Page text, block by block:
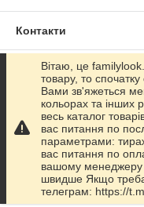
Контакти
Доставка та оплата
Графік роботи
Повна версія сайту
Сайт створено на
Вітаю, це
товару, то
Вами зв'яжеться
кольорах та інших
весь каталог
вас питання по
параметрами:
вас питання по
вашому менеджеру
швидше Якщо треба
телеграм: https://